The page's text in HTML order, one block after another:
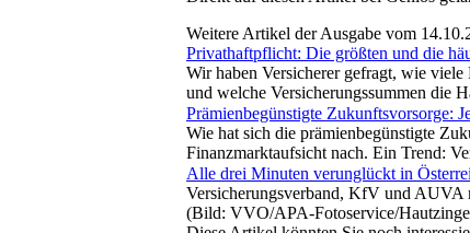
Weitere Artikel der Ausgabe vom
Privathaftpflicht: Die größten und die
Wir haben Versicherer gefragt, wie
und welche Versicherungssummen die
Prämienbegünstigte Zukunftsvorsorge:
Wie hat sich die prämienbegünstigte
Finanzmarktaufsicht nach. Ein Trend:
Alle drei Minuten verunglückt in
Versicherungsverband, KfV und AUVA
(Bild: VVO/APA-Fotoservice/